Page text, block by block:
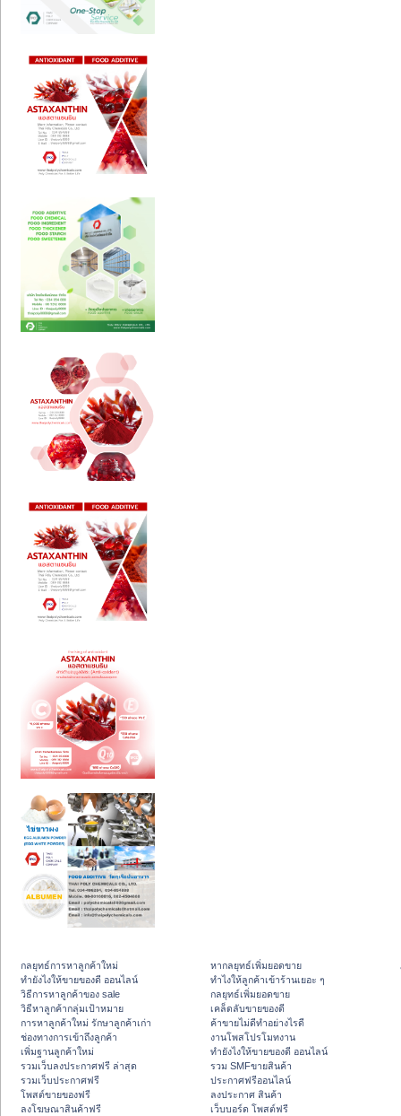
กลยุทธ์การหาลูกค้าใหม่
ทํายังไงให้ขายของดี ออนไลน์
วิธีการหาลูกค้าของ sale
วิธีหาลูกค้ากลุ่มเป้าหมาย
การหาลูกค้าใหม่ รักษาลูกค้าเก่า
ช่องทางการเข้าถึงลูกค้า
เพิ่มฐานลูกค้าใหม่
รวมเว็บลงประกาศฟรี ล่าสุด
รวมเว็บประกาศฟรี
โพสต์ขายของฟรี
ลงโฆษณาสินค้าฟรี
หากลยุทธ์เพิ่มยอดขาย
ทําไงให้ลูกค้าเข้าร้านเยอะ ๆ
กลยุทธ์เพิ่มยอดขาย
เคล็ดลับขายของดี
ค้าขายไม่ดีทำอย่างไรดี
งานโพสโปรโมทงาน
ทํายังไงให้ขายของดี ออนไลน์
รวม SMFขายสินค้า
ประกาศฟรีออนไลน์
ลงประกาศ สินค้า
เว็บบอร์ด โพสต์ฟรี